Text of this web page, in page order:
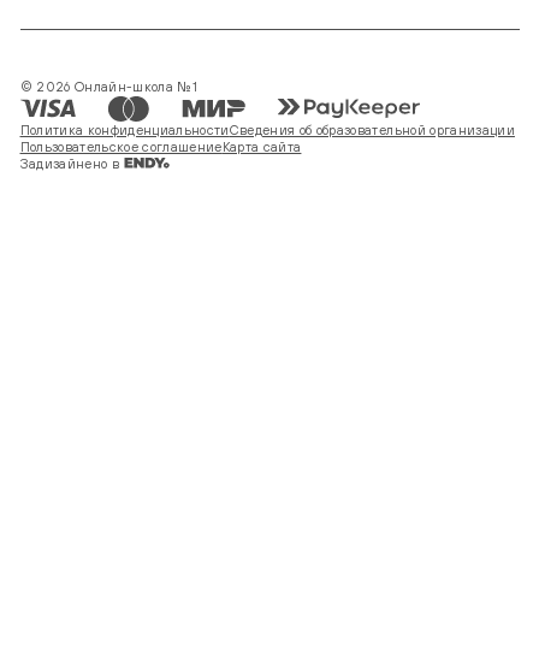
© 2026 Онлайн-школа №1
Политика конфиденциальностиСведения об образовательной организации
Пользовательское соглашениеКарта сайта
Задизайнено в